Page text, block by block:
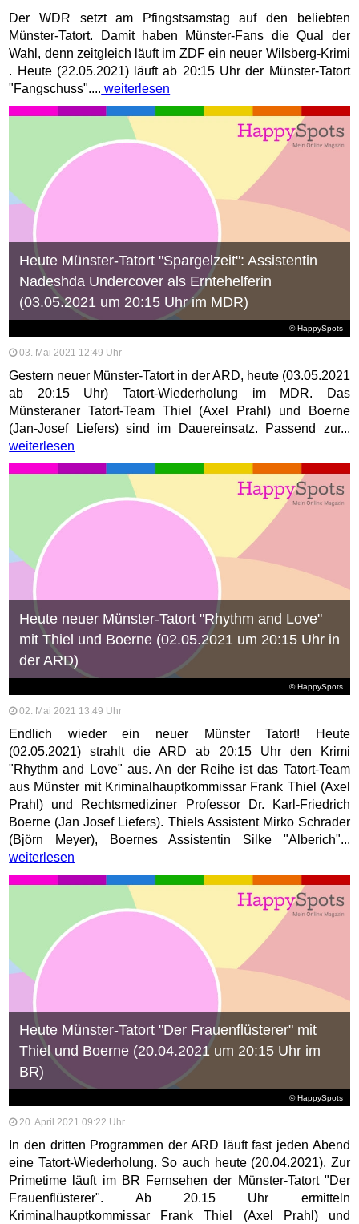
Der WDR setzt am Pfingstsamstag auf den beliebten
Münster-Tatort. Damit haben Münster-Fans die Qual der
Wahl, denn zeitgleich läuft im ZDF ein neuer Wilsberg-Krimi
. Heute (22.05.2021) läuft ab 20:15 Uhr der Münster-Tatort
"Fangschuss".... weiterlesen
© HappySpots
Heute Münster-Tatort "Spargelzeit": Assistentin
Nadeshda Undercover als Erntehelferin
(03.05.2021 um 20:15 Uhr im MDR)
03. Mai 2021 12:49 Uhr
Gestern neuer Münster-Tatort in der ARD, heute (03.05.2021
ab 20:15 Uhr) Tatort-Wiederholung im MDR. Das
Münsteraner Tatort-Team Thiel (Axel Prahl) und Boerne
(Jan-Josef Liefers) sind im Dauereinsatz. Passend zur...
weiterlesen
© HappySpots
Heute neuer Münster-Tatort "Rhythm and Love"
mit Thiel und Boerne (02.05.2021 um 20:15 Uhr in
der ARD)
02. Mai 2021 13:49 Uhr
Endlich wieder ein neuer Münster Tatort! Heute
(02.05.2021) strahlt die ARD ab 20:15 Uhr den Krimi
"Rhythm and Love" aus. An der Reihe ist das Tatort-Team
aus Münster mit Kriminalhauptkommissar Frank Thiel (Axel
Prahl) und Rechtsmediziner Professor Dr. Karl-Friedrich
Boerne (Jan Josef Liefers). Thiels Assistent Mirko Schrader
(Björn Meyer), Boernes Assistentin Silke "Alberich"...
weiterlesen
© HappySpots
Heute Münster-Tatort "Der Frauenflüsterer" mit
Thiel und Boerne (20.04.2021 um 20:15 Uhr im
BR)
20. April 2021 09:22 Uhr
In den dritten Programmen der ARD läuft fast jeden Abend
eine Tatort-Wiederholung. So auch heute (20.04.2021). Zur
Primetime läuft im BR Fernsehen der Münster-Tatort "Der
Frauenflüsterer". Ab 20.15 Uhr ermitteln
Kriminalhauptkommissar Frank Thiel (Axel Prahl) und